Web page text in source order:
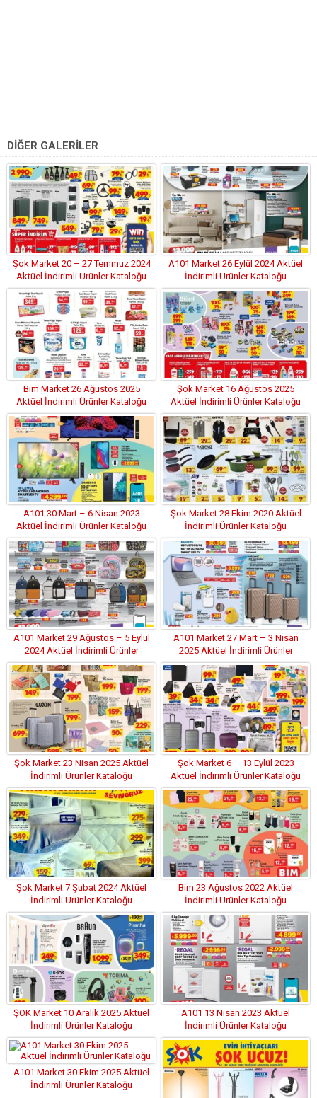
DİĞER GALERİLER
Şok Market 20 – 27 Temmuz 2024
Aktüel İndirimli Ürünler Kataloğu
A101 Market 26 Eylül 2024 Aktüel
İndirimli Ürünler Kataloğu
Bim Market 26 Ağustos 2025
Aktüel İndirimli Ürünler Kataloğu
Şok Market 16 Ağustos 2025
Aktüel İndirimli Ürünler Kataloğu
A101 30 Mart – 6 Nisan 2023
Aktüel İndirimli Ürünler Kataloğu
Şok Market 28 Ekim 2020 Aktüel
İndirimli Ürünler Kataloğu
A101 Market 29 Ağustos – 5 Eylül
2024 Aktüel İndirimli Ürünler
Kataloğu
A101 Market 27 Mart – 3 Nisan
2025 Aktüel İndirimli Ürünler
Kataloğu
Şok Market 23 Nisan 2025 Aktüel
İndirimli Ürünler Kataloğu
Şok Market 6 – 13 Eylül 2023
Aktüel İndirimli Ürünler Kataloğu
Şok Market 7 Şubat 2024 Aktüel
İndirimli Ürünler Kataloğu
Bim 23 Ağustos 2022 Aktüel
İndirimli Ürünler Kataloğu
ŞOK Market 10 Aralık 2025 Aktüel
İndirimli Ürünler Kataloğu
A101 13 Nisan 2023 Aktüel
İndirimli Ürünler Kataloğu
A101 Market 30 Ekim 2025 Aktüel
İndirimli Ürünler Kataloğu